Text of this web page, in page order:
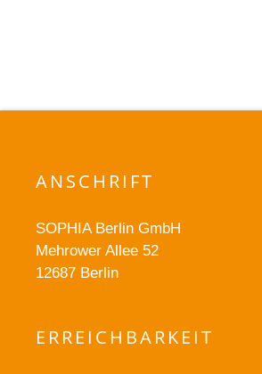
ANSCHRIFT
SOPHIA Berlin GmbH
Mehrower Allee 52
12687 Berlin
ERREICHBARKEIT